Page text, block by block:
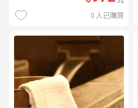
0 人已購買